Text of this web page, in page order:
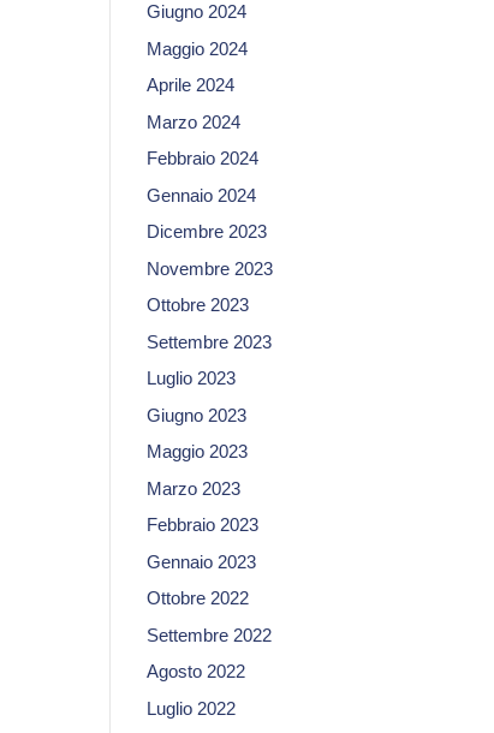
Giugno 2024
Maggio 2024
Aprile 2024
Marzo 2024
Febbraio 2024
Gennaio 2024
Dicembre 2023
Novembre 2023
Ottobre 2023
Settembre 2023
Luglio 2023
Giugno 2023
Maggio 2023
Marzo 2023
Febbraio 2023
Gennaio 2023
Ottobre 2022
Settembre 2022
Agosto 2022
Luglio 2022